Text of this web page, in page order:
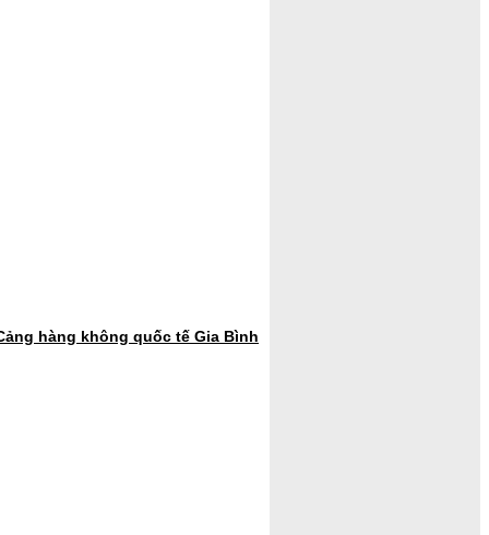
hàng không quốc tế Gia Bình